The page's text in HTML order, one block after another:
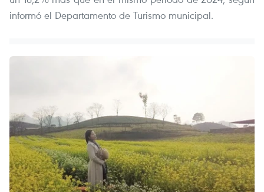
informó el Departamento de Turismo municipal.